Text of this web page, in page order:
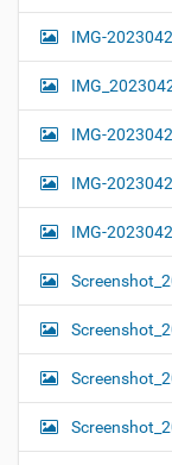
IMG-
IMG-
IMG-
IMG-